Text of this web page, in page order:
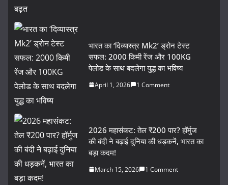
भारत का ‘दिव्यास्त्र Mk2’ ड्रोन टेस्ट
सफल: 2000 किमी रेंज और 100KG
पेलोड के साथ बदलेगा युद्ध का भविष्य
April 1, 2026 1 Comment
2026 महासंकट: तेल ₹200 पार? हॉर्मुज
की बंदी ने बढ़ाई दुनिया की धड़कनें, भारत का
बड़ा कदम!
March 15, 2026 1 Comment